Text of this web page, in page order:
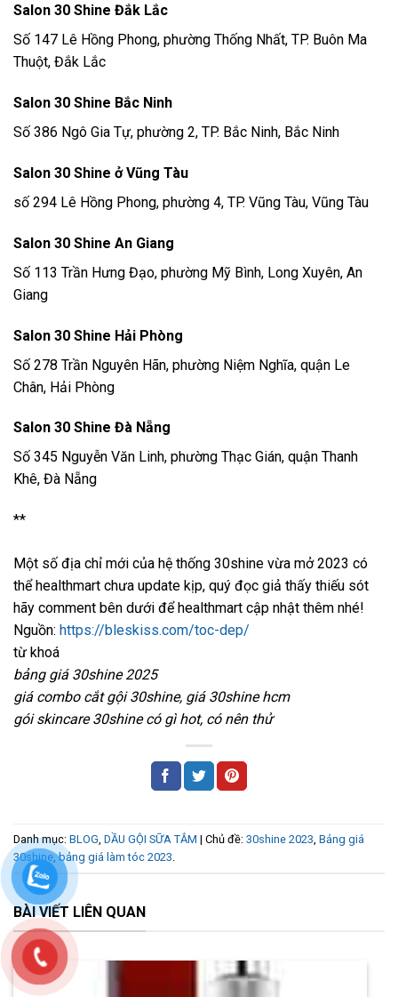
Salon 30 Shine Đắk Lắc
Số 147 Lê Hồng Phong, phường Thống Nhất, TP. Buôn Ma
Thuột, Đắk Lắc
Salon 30 Shine Bắc Ninh
Số 386 Ngô Gia Tự, phường 2, TP. Bắc Ninh, Bắc Ninh
Salon 30 Shine ở Vũng Tàu
số 294 Lê Hồng Phong, phường 4, TP. Vũng Tàu, Vũng Tàu
Salon 30 Shine An Giang
Số 113 Trần Hưng Đạo, phường Mỹ Bình, Long Xuyên, An
Giang
Salon 30 Shine Hải Phòng
Số 278 Trần Nguyên Hãn, phường Niệm Nghĩa, quận Le
Chân, Hải Phòng
Salon 30 Shine Đà Nẵng
Số 345 Nguyễn Văn Linh, phường Thạc Gián, quận Thanh
Khê, Đà Nẵng
**
Một số địa chỉ mới của hệ thống 30shine vừa mở 2023 có
thể healthmart chưa update kịp, quý đọc giả thấy thiếu sót
hãy comment bên dưới để healthmart cập nhật thêm nhé!
Nguồn: https://bleskiss.com/toc-dep/
từ khoá
bảng giá 30shine 2025
giá combo cắt gội 30shine, giá 30shine hcm
gói skincare 30shine có gì hot, có nên thử
Danh mục: BLOG DẦU GỘI SỮA TẮM | Chủ đề: 30shine 2023 Bảng giá
30shine,bảng giá làm tóc 2023
BÀI VIẾT LIÊN QUAN